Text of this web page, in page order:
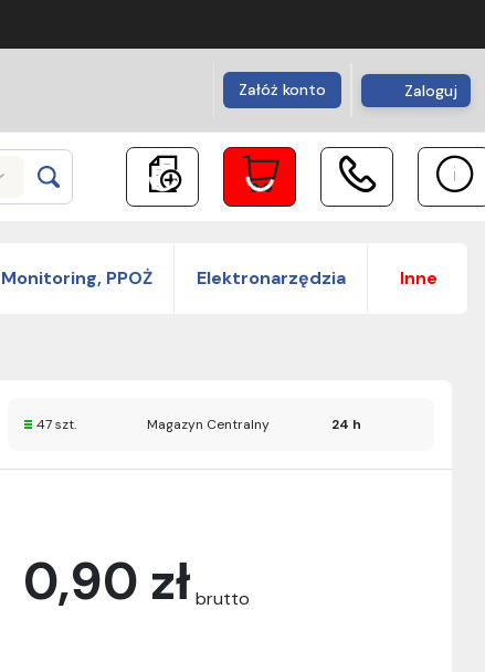
Załóż konto Zaloguj
Monitoring, PPOŻ Elektronarzędzia Inne
0,90 zł brutto
47 szt. Magazyn Centralny 24 h